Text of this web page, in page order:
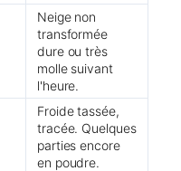
Neige non
transformée
dure ou très
molle suivant
l'heure.
Froide tassée,
tracée. Quelques
parties encore
en poudre.